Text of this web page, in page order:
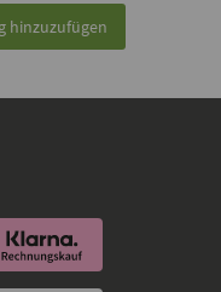
hinzuzufügen